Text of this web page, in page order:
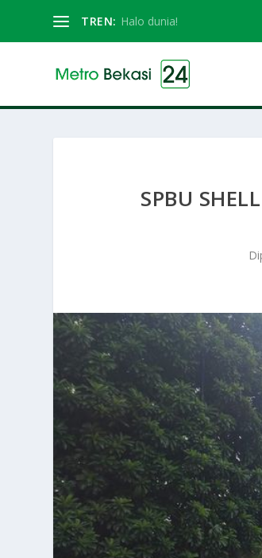
TREN: Halo dunia!
SPBU